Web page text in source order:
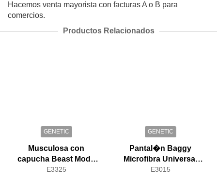
Hacemos venta mayorista con facturas A o B para
comercios.
Productos Relacionados
GENETIC
Musculosa con
capucha Beast Mode
Genetic
E3325
GENETIC
Pantal�n Baggy
Microfibra Universal
Negro
E3015